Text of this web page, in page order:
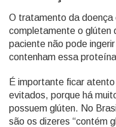
O tratamento da doença
completamente o glúten
paciente não pode
contenham essa
É importante ficar
evitados, porque há
possuem glúten. No
são os dizeres “contém